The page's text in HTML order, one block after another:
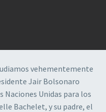
vehementemente
Jair Bolsonaro
Unidas para los
Bachelet, y su padre, el